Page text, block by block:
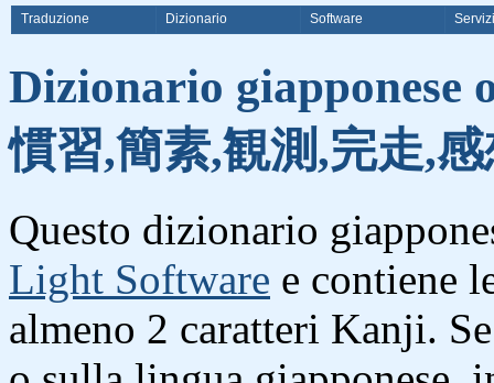
Traduzione Dizionario Software Servizi
Dizionario giapponese
慣習,簡素,観測,完走,
Questo dizionario
Light Software e contiene
almeno 2 caratteri Kanji.